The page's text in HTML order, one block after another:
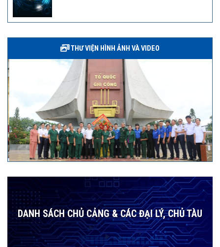
THƯ VIỆN HÌNH ẢNH VÀ VIDEO
DANH SÁCH CHỦ CẢNG & CÁC ĐẠI LÝ, CHỦ TÀU